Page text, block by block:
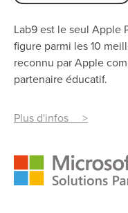
Lab9 est le seul Apple
figure parmi les 10
reconnu par Apple
partenaire éducatif.
Plus d'infos >